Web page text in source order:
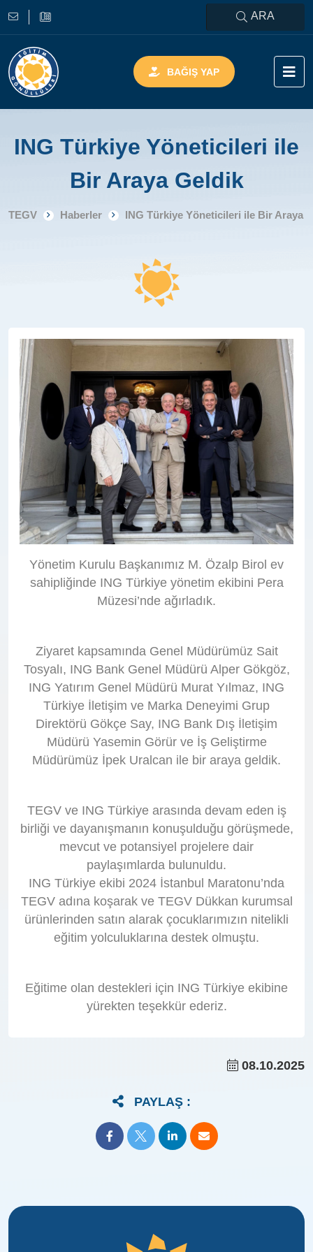
ARA
BAĞIŞ YAP
ING Türkiye Yöneticileri ile
Bir Araya Geldik
TEGV Haberler ING Türkiye Yöneticileri ile Bir Araya
Yönetim Kurulu Başkanımız M. Özalp Birol ev
sahipliğinde ING Türkiye yönetim ekibini Pera
Müzesi’nde ağırladık.
Ziyaret kapsamında Genel Müdürümüz Sait
Tosyalı, ING Bank Genel Müdürü Alper Gökgöz,
ING Yatırım Genel Müdürü Murat Yılmaz, ING
Türkiye İletişim ve Marka Deneyimi Grup
Direktörü Gökçe Say, ING Bank Dış İletişim
Müdürü Yasemin Görür ve İş Geliştirme
Müdürümüz İpek Uralcan ile bir araya geldik.
TEGV ve ING Türkiye arasında devam eden iş
birliği ve dayanışmanın konuşulduğu görüşmede,
mevcut ve potansiyel projelere dair
paylaşımlarda bulunuldu.
ING Türkiye ekibi 2024 İstanbul Maratonu’nda
TEGV adına koşarak ve TEGV Dükkan kurumsal
ürünlerinden satın alarak çocuklarımızın nitelikli
eğitim yolculuklarına destek olmuştu.
Eğitime olan destekleri için ING Türkiye ekibine
yürekten teşekkür ederiz.
08.10.2025
PAYLAŞ :